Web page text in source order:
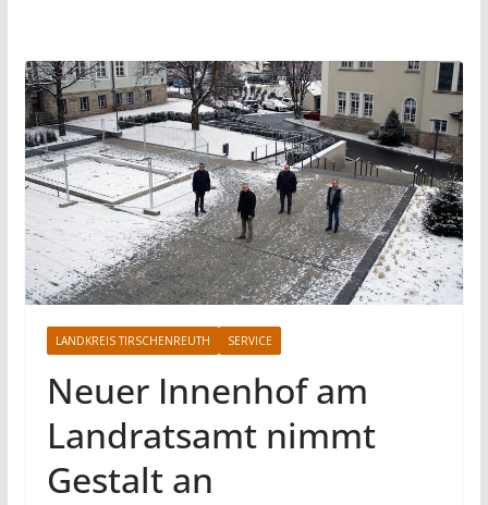
LANDKREIS TIRSCHENREUTH SERVICE
Neuer Innenhof am
Landratsamt nimmt
Gestalt an